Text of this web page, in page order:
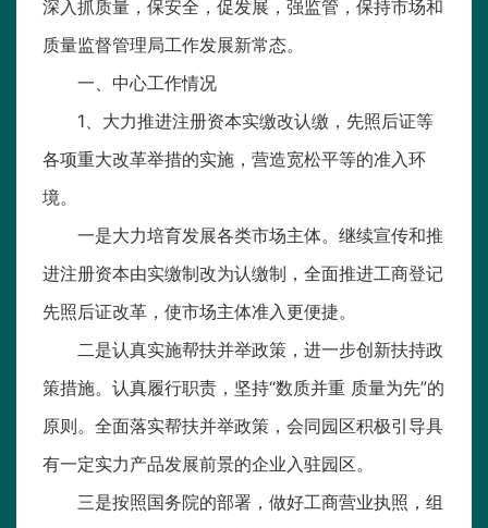
深入抓质量，保安全，促发展，强监管，保持市场和
质量监督管理局工作发展新常态。
一、中心工作情况
1、大力推进注册资本实缴改认缴，先照后证等
各项重大改革举措的实施，营造宽松平等的准入环
境。
一是大力培育发展各类市场主体。继续宣传和推
进注册资本由实缴制改为认缴制，全面推进工商登记
先照后证改革，使市场主体准入更便捷。
二是认真实施帮扶并举政策，进一步创新扶持政
策措施。认真履行职责，坚持“数质并重 质量为先”的
原则。全面落实帮扶并举政策，会同园区积极引导具
有一定实力产品发展前景的企业入驻园区。
三是按照国务院的部署，做好工商营业执照，组